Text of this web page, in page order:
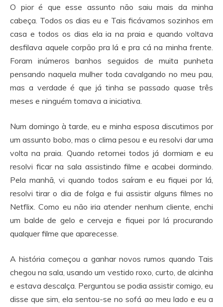
O pior é que esse assunto não saiu mais da minha
cabeça. Todos os dias eu e Tais ficávamos sozinhos em
casa e todos os dias ela ia na praia e quando voltava
desfilava aquele corpão pra lá e pra cá na minha frente.
Foram inúmeros banhos seguidos de muita punheta
pensando naquela mulher toda cavalgando no meu pau,
mas a verdade é que já tinha se passado quase três
meses e ninguém tomava a iniciativa.
Num domingo à tarde, eu e minha esposa discutimos por
um assunto bobo, mas o clima pesou e eu resolvi dar uma
volta na praia. Quando retornei todos já dormiam e eu
resolvi ficar na sala assistindo filme e acabei dormindo.
Pela manhã, vi quando todos saíram e eu fiquei por lá,
resolvi tirar o dia de folga e fui assistir alguns filmes no
Netflix. Como eu não iria atender nenhum cliente, enchi
um balde de gelo e cerveja e fiquei por lá procurando
qualquer filme que aparecesse.
A história começou a ganhar novos rumos quando Tais
chegou na sala, usando um vestido roxo, curto, de alcinha
e estava descalça. Perguntou se podia assistir comigo, eu
disse que sim, ela sentou-se no sofá ao meu lado e eu a